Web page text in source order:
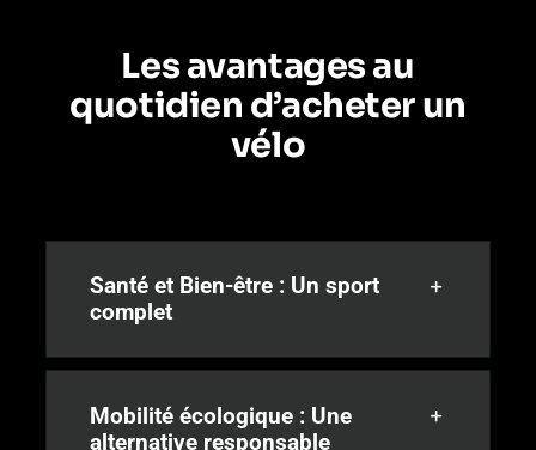
Les avantages au
quotidien d’acheter un
vélo
Santé et Bien-être : Un sport
complet
Mobilité écologique : Une
alternative responsable